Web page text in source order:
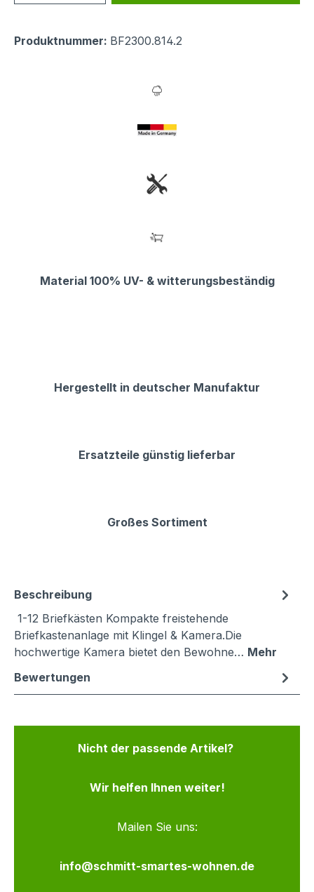
Produktnummer: BF2300.814.2
Material 100% UV- & witterungsbeständig
Hergestellt in deutscher Manufaktur
Ersatzteile günstig lieferbar
Großes Sortiment
Beschreibung
1-12 Briefkästen Kompakte freistehende
Briefkastenanlage mit Klingel & Kamera.Die
hochwertige Kamera bietet den Bewohne… Mehr
Bewertungen
Nicht der passende Artikel?
Wir helfen Ihnen weiter!
Mailen Sie uns:
info@schmitt-smartes-wohnen.de